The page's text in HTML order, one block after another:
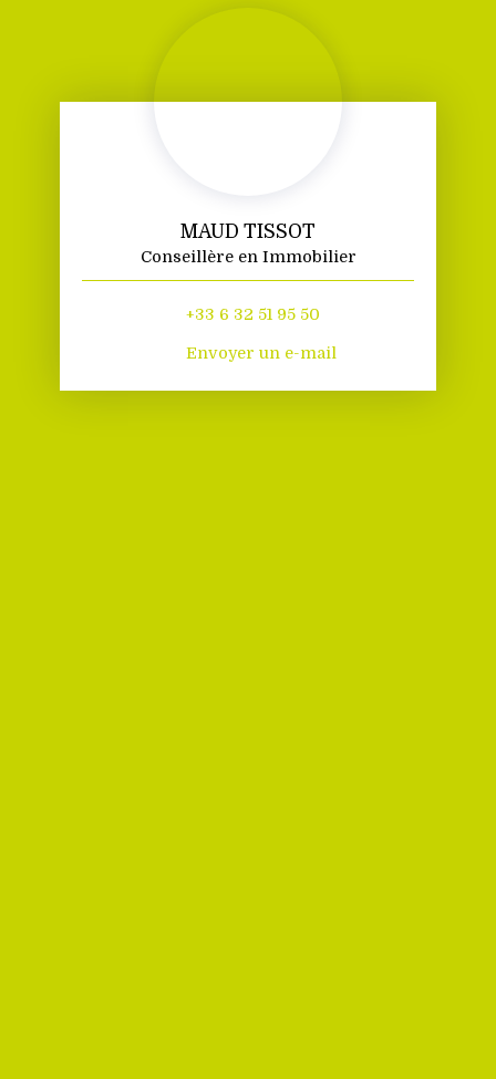
MAUD TISSOT
Conseillère en Immobilier
+33 6 32 51 95 50
Envoyer un e-mail